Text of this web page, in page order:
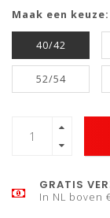
Maak een keuze:
40/42
52/54
GRATIS
In NL boven